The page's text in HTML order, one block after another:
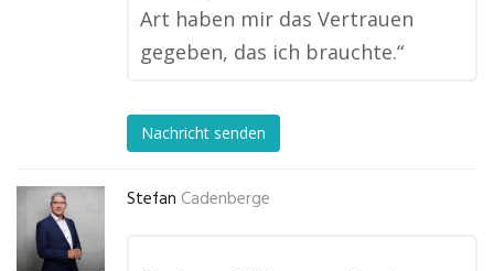
Art haben mir das Vertrauen
gegeben, das ich brauchte.“
Nachricht senden
Stefan Cadenberge